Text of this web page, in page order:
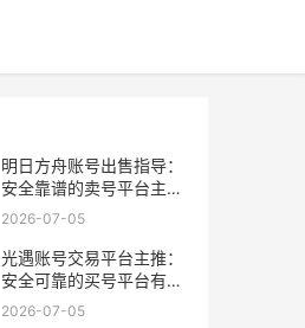
明日方舟账号出售指导：
安全靠谱的卖号平台主推
明日方舟账号
2026-07-05
光遇账号交易平台主推：
安全可靠的买号平台有哪
些 光遇账号交易走什么平
2026-07-05